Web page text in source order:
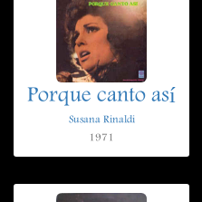
Porque canto así
Susana Rinaldi
1971